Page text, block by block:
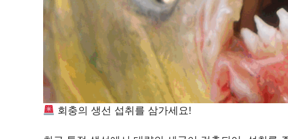
회충의 생선 섭취를 삼가세요!